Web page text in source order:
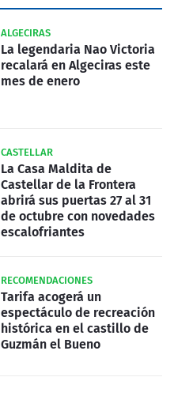
ALGECIRAS
La legendaria Nao Victoria
recalará en Algeciras este
mes de enero
CASTELLAR
La Casa Maldita de
Castellar de la Frontera
abrirá sus puertas 27 al 31
de octubre con novedades
escalofriantes
RECOMENDACIONES
Tarifa acogerá un
espectáculo de recreación
histórica en el castillo de
Guzmán el Bueno